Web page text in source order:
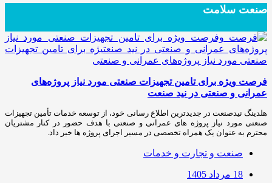
صنعت سلامت
فرصت ویژه برای تامین تجهیزات صنعتی مورد نیاز پروژه‌های
عمرانی و صنعتی در نید صنعت
هلدینگ نیدصنعت در جدیدترین اطلاع رسانی خود، از توسعه خدمات تأمین تجهیزات
صنعتی مورد نیاز پروژه های عمرانی و صنعتی با هدف حضور در کنار مشتریان
محترم به عنوان یک همراه تخصصی در مسیر اجرای پروژه ها خبر داد.
صنعت و تجارت و خدمات
18 مرداد 1405